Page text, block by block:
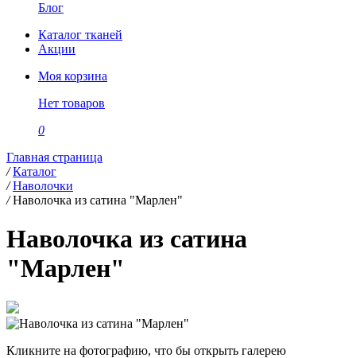
Блог
Каталог тканей
Акции
Моя корзина
Нет товаров
0
Главная страница
/ Каталог
/ Наволочки
/ Наволочка из сатина "Марлен"
Наволочка из сатина
"Марлен"
Кликните на фотографию, что бы открыть галерею